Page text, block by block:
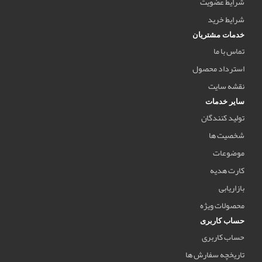
شرایط خرید
خدمات مشتریان
تماس با ما
استرداد محصول
نقشه سایت
سایر خدمات
تولید کنندگان
شخصیت ها
موضوعات
کارت هدیه
بازاریابی
محصولات ویژه
حساب کاربری
حساب کاربری
تاریخچه سفارش ها